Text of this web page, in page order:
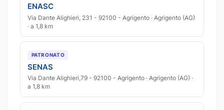
ENASC
Via Dante Alighieri, 231 - 92100 - Agrigento · Agrigento (AG)
· a 1,8 km
PATRONATO
SENAS
Via Dante Alighieri,79 - 92100 - Agrigento · Agrigento (AG) ·
a 1,8 km